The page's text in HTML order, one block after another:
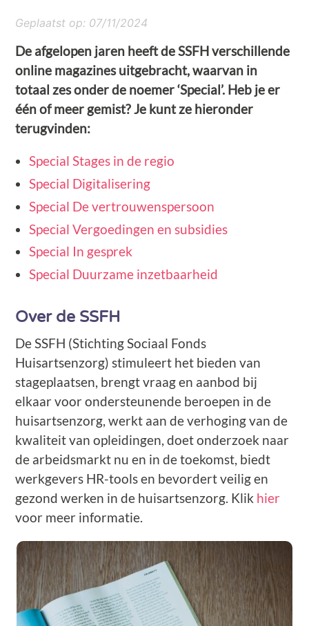
Geplaatst op: 07/11/2024
De afgelopen jaren heeft de SSFH verschillende
online magazines uitgebracht, waarvan in
totaal zes onder de noemer ‘Special’. Heb je er
één of meer gemist? Je kunt ze hieronder
terugvinden:
Special Stages in de regio
Special Digitalisering
Special De vertrouwenspersoon
Special Vergoedingen en subsidies
Special In gesprek
Special Duurzame inzetbaarheid
Over de SSFH
De SSFH (Stichting Sociaal Fonds
Huisartsenzorg) stimuleert het bieden van
stageplaatsen, brengt vraag en aanbod bij
elkaar voor ondersteunende beroepen in de
huisartsenzorg, werkt aan de verhoging van de
kwaliteit van opleidingen, doet onderzoek naar
de arbeidsmarkt nu en in de toekomst, biedt
werkgevers HR-tools en bevordert veilig en
gezond werken in de huisartsenzorg. Klik hier
voor meer informatie.